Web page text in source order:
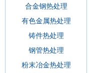
合金钢热处理
有色金属热处理
铸件热处理
钢管热处理
粉末冶金热处理